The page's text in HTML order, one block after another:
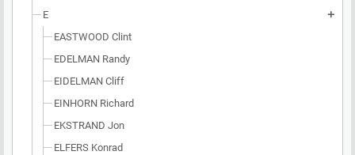
E add
EASTWOOD Clint
EDELMAN Randy
EIDELMAN Cliff
EINHORN Richard
EKSTRAND Jon
ELFERS Konrad